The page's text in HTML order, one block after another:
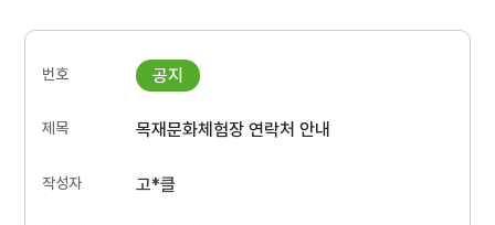
목재문화체험장 연락처 안내
고*클